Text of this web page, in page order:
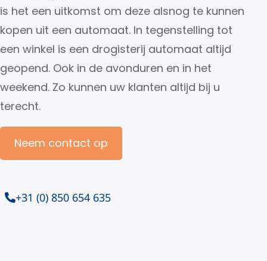
is het een uitkomst om deze alsnog te kunnen
kopen uit een automaat. In tegenstelling tot
een winkel is een drogisterij automaat altijd
geopend. Ook in de avonduren en in het
weekend. Zo kunnen uw klanten altijd bij u
terecht.
Neem contact op
+31 (0) 850 654 635